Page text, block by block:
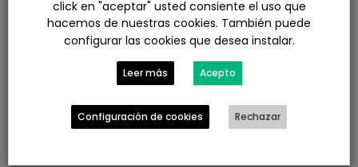
julio 2025
junio 2025
mayo 2025
enero 2025
diciembre 2024
click en "aceptar" usted consiente el uso que
hacemos de nuestras cookies. También puede
configurar las cookies que desea instalar.
Leer más Acepto
Configuración de cookies Rechazar